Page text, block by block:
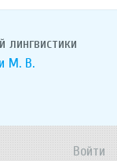
М. В.
Войти